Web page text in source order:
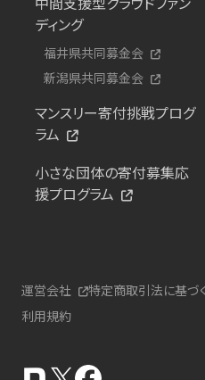
ディング
福井県共同募金会
新潟県共同募金会
マンスリー寄付挑戦プログ
ラム
小さな団体の寄付募集応
援プログラム
運営会社 特定商取引法に基づ
利用規約